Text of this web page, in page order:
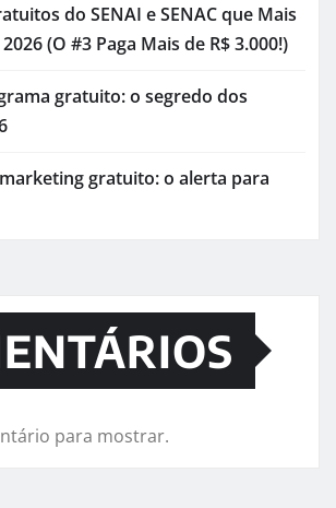
do SENAI e SENAC que Mais
(O #3 Paga Mais de R$ 3.000!)
gratuito: o segredo dos
gratuito: o alerta para
para mostrar.